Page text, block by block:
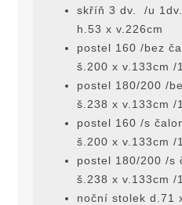
skříň 3 dv. /u
h.53 x v.226cm
postel 160 /bez
š.200 x v.133cm /
postel 180/200 /
š.238 x v.133cm /
postel 160 /s
š.200 x v.133cm /
postel 180/200 /s
š.238 x v.133cm /
noční stolek d.71